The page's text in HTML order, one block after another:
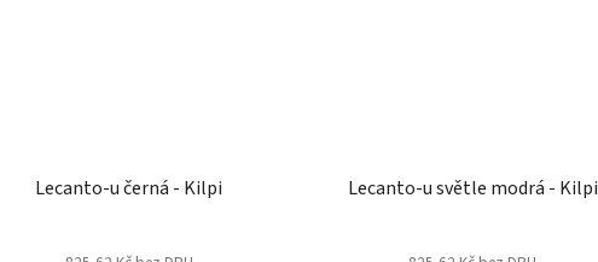
Lecanto-u černá - Kilpi Lecanto-u světle modrá - Kilpi